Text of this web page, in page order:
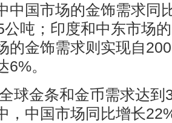
中国市场的金饰需求同
吨；印度和中东市场
的金饰需求则实现自
6%。
球金条和金币需求达到
，中国市场同比增长